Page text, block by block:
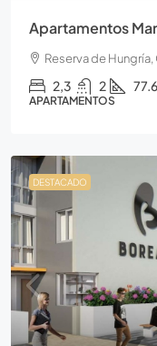
Apartamentos
Reserva de
2,3 2
APARTAMENTOS
DESTACADO